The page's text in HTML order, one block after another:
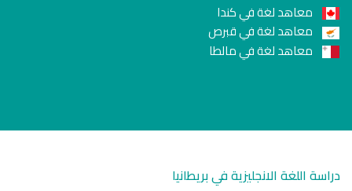
معاهد لغة في كندا
معاهد لغة في قبرص
معاهد لغة في مالطا
دراسة اللغة الانجليزية في بريطانيا